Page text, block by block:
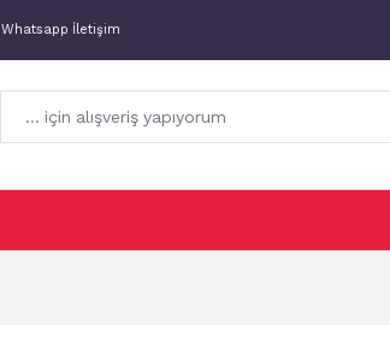
Whatsapp İletişim